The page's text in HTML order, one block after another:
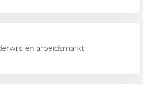
en arbeidsmarkt